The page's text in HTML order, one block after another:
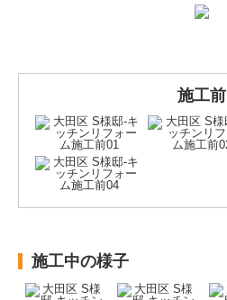
施工前
施工中の様子